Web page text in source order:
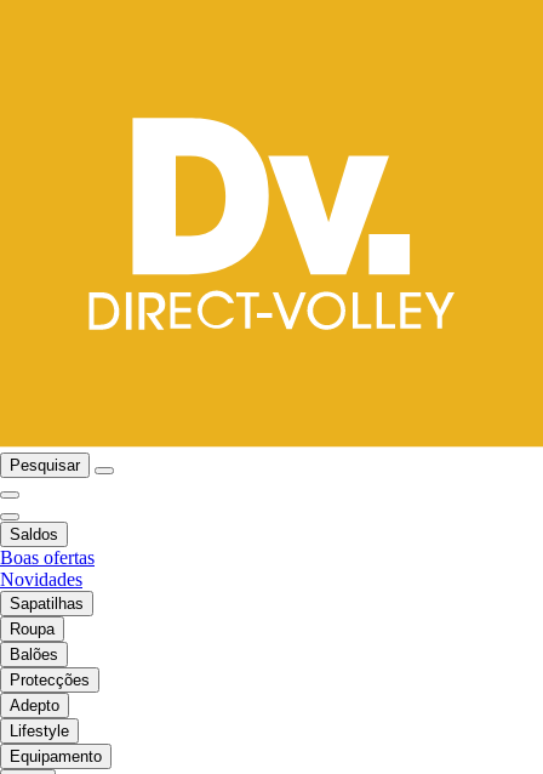
Pesquisar
Saldos
Boas ofertas
Novidades
Sapatilhas
Roupa
Balões
Protecções
Adepto
Lifestyle
Equipamento